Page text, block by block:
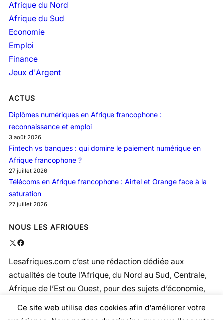
Afrique du Nord
Afrique du Sud
Economie
Emploi
Finance
Jeux d'Argent
ACTUS
Diplômes numériques en Afrique francophone :
reconnaissance et emploi
3 août 2026
Fintech vs banques : qui domine le paiement numérique en
Afrique francophone ?
27 juillet 2026
Télécoms en Afrique francophone : Airtel et Orange face à la
saturation
27 juillet 2026
NOUS LES AFRIQUES
X Facebook
Lesafriques.com c’est une rédaction dédiée aux
actualités de toute l’Afrique, du Nord au Sud, Centrale,
Afrique de l’Est ou Ouest, pour des sujets d’économie,
politique, social, santé …
Ce site web utilise des cookies afin d'améliorer votre